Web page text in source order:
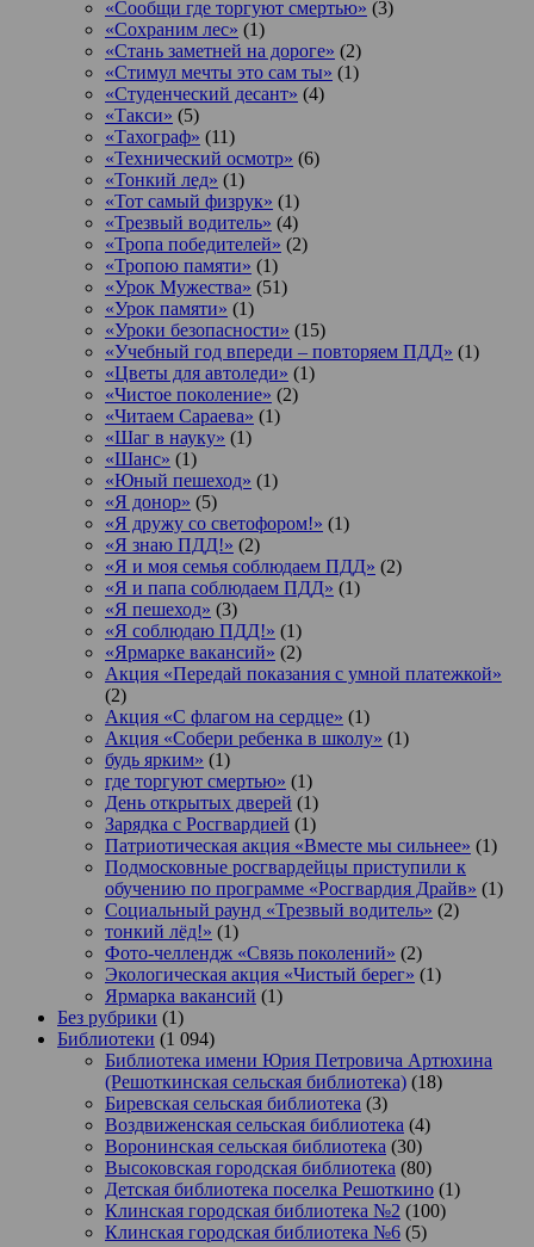
«Сообщи где торгуют смертью» (3)
«Сохраним лес» (1)
«Стань заметней на дороге» (2)
«Стимул мечты это сам ты» (1)
«Студенческий десант» (4)
«Такси» (5)
«Тахограф» (11)
«Технический осмотр» (6)
«Тонкий лед» (1)
«Тот самый физрук» (1)
«Трезвый водитель» (4)
«Тропа победителей» (2)
«Тропою памяти» (1)
«Урок Мужества» (51)
«Урок памяти» (1)
«Уроки безопасности» (15)
«Учебный год впереди – повторяем ПДД» (1)
«Цветы для автоледи» (1)
«Чистое поколение» (2)
«Читаем Сараева» (1)
«Шаг в науку» (1)
«Шанс» (1)
«Юный пешеход» (1)
«Я донор» (5)
«Я дружу со светофором!» (1)
«Я знаю ПДД!» (2)
«Я и моя семья соблюдаем ПДД» (2)
«Я и папа соблюдаем ПДД» (1)
«Я пешеход» (3)
«Я соблюдаю ПДД!» (1)
«Ярмарке вакансий» (2)
Акция «Передай показания с умной платежкой»
(2)
Акция «С флагом на сердце» (1)
Акция «Собери ребенка в школу» (1)
будь ярким» (1)
где торгуют смертью» (1)
День открытых дверей (1)
Зарядка с Росгвардией (1)
Патриотическая акция «Вместе мы сильнее» (1)
Подмосковные росгвардейцы приступили к
обучению по программе «Росгвардия Драйв» (1)
Социальный раунд «Трезвый водитель» (2)
тонкий лёд!» (1)
Фото-челлендж «Связь поколений» (2)
Экологическая акция «Чистый берег» (1)
Ярмарка вакансий (1)
Без рубрики (1)
Библиотеки (1 094)
Библиотека имени Юрия Петровича Артюхина
(Решоткинская сельская библиотека) (18)
Биревская сельская библиотека (3)
Воздвиженская сельская библиотека (4)
Воронинская сельская библиотека (30)
Высоковская городская библиотека (80)
Детская библиотека поселка Решоткино (1)
Клинская городская библиотека №2 (100)
Клинская городская библиотека №6 (5)